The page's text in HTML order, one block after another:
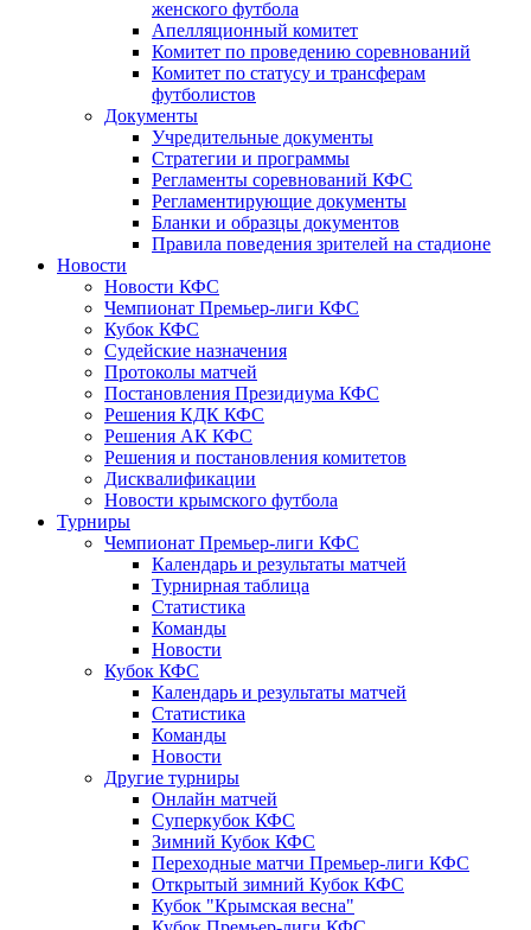
женского футбола
Апелляционный комитет
Комитет по проведению соревнований
Комитет по статусу и трансферам
футболистов
Документы
Учредительные документы
Стратегии и программы
Регламенты соревнований КФС
Регламентирующие документы
Бланки и образцы документов
Правила поведения зрителей на стадионе
Новости
Новости КФС
Чемпионат Премьер-лиги КФС
Кубок КФС
Судейские назначения
Протоколы матчей
Постановления Президиума КФС
Решения КДК КФС
Решения АК КФС
Решения и постановления комитетов
Дисквалификации
Новости крымского футбола
Турниры
Чемпионат Премьер-лиги КФС
Календарь и результаты матчей
Турнирная таблица
Статистика
Команды
Новости
Кубок КФС
Календарь и результаты матчей
Статистика
Команды
Новости
Другие турниры
Онлайн матчей
Суперкубок КФС
Зимний Кубок КФС
Переходные матчи Премьер-лиги КФС
Открытый зимний Кубок КФС
Кубок "Крымская весна"